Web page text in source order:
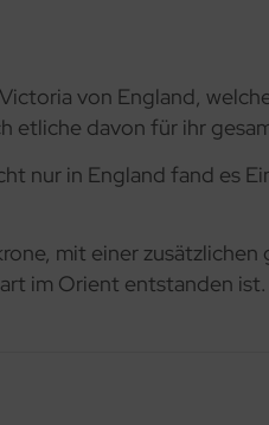
von England,
etliche davon für ihr
nur in England fand es
mit einer zusätzlichen
im Orient entstanden ist.